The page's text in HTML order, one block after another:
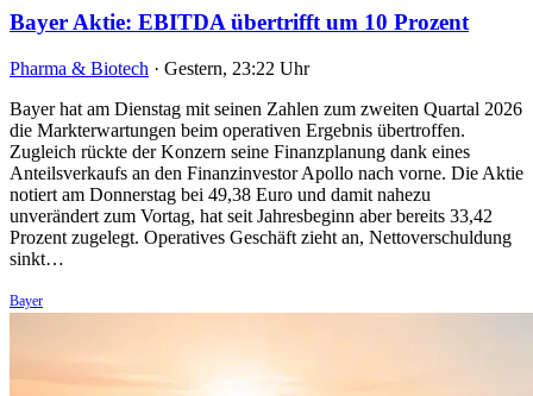
Bayer Aktie: EBITDA übertrifft um 10 Prozent
Pharma & Biotech · Gestern, 23:22 Uhr
Bayer hat am Dienstag mit seinen Zahlen zum zweiten Quartal 2026
die Markterwartungen beim operativen Ergebnis übertroffen.
Zugleich rückte der Konzern seine Finanzplanung dank eines
Anteilsverkaufs an den Finanzinvestor Apollo nach vorne. Die Aktie
notiert am Donnerstag bei 49,38 Euro und damit nahezu
unverändert zum Vortag, hat seit Jahresbeginn aber bereits 33,42
Prozent zugelegt. Operatives Geschäft zieht an, Nettoverschuldung
sinkt…
Bayer